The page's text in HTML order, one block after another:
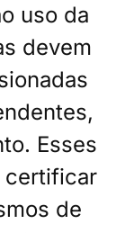
uso da
devem
Esses
certificar
de